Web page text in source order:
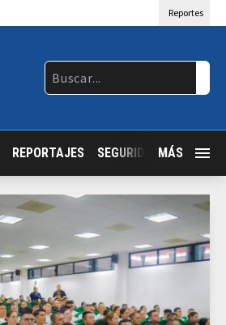
Reportes
REPORTAJES SEGURIDAD JALISCO
MÁS